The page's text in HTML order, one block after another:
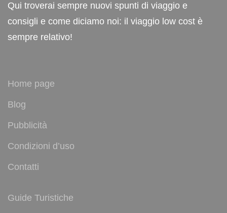
Qui troverai sempre nuovi spunti di viaggio e
consigli e come diciamo noi: il viaggio low cost è
sempre relativo!
Home page
Blog
Pubblicità
Condizioni d’uso
Contatti
Guide Turistiche